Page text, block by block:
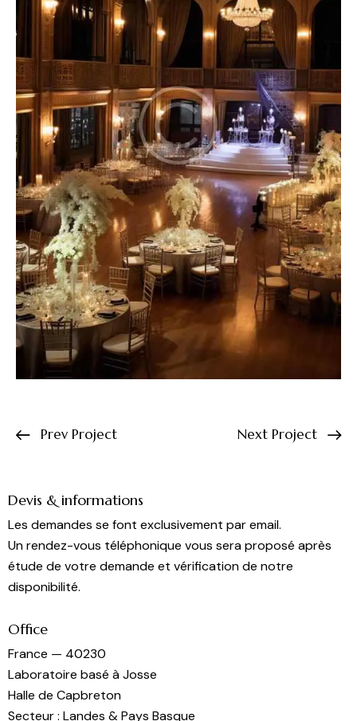
Prev Project Next Project
Devis & informations
Les demandes se font exclusivement par email.
Un rendez-vous téléphonique vous sera proposé après
étude de votre demande et vérification de notre
disponibilité.
Office
France — 40230
Laboratoire basé à Josse
Halle de Capbreton
Secteur : Landes & Pays Basque